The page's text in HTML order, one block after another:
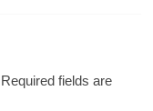
Required fields are